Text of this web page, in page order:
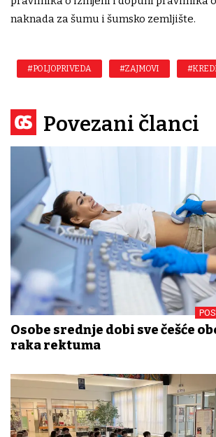
naknada za šumu i šumsko zemljište.
#POLJOPRIVEDA #ZAJMOVI
Povezani članci
Osobe srednje dobi sve češće
raka rektuma